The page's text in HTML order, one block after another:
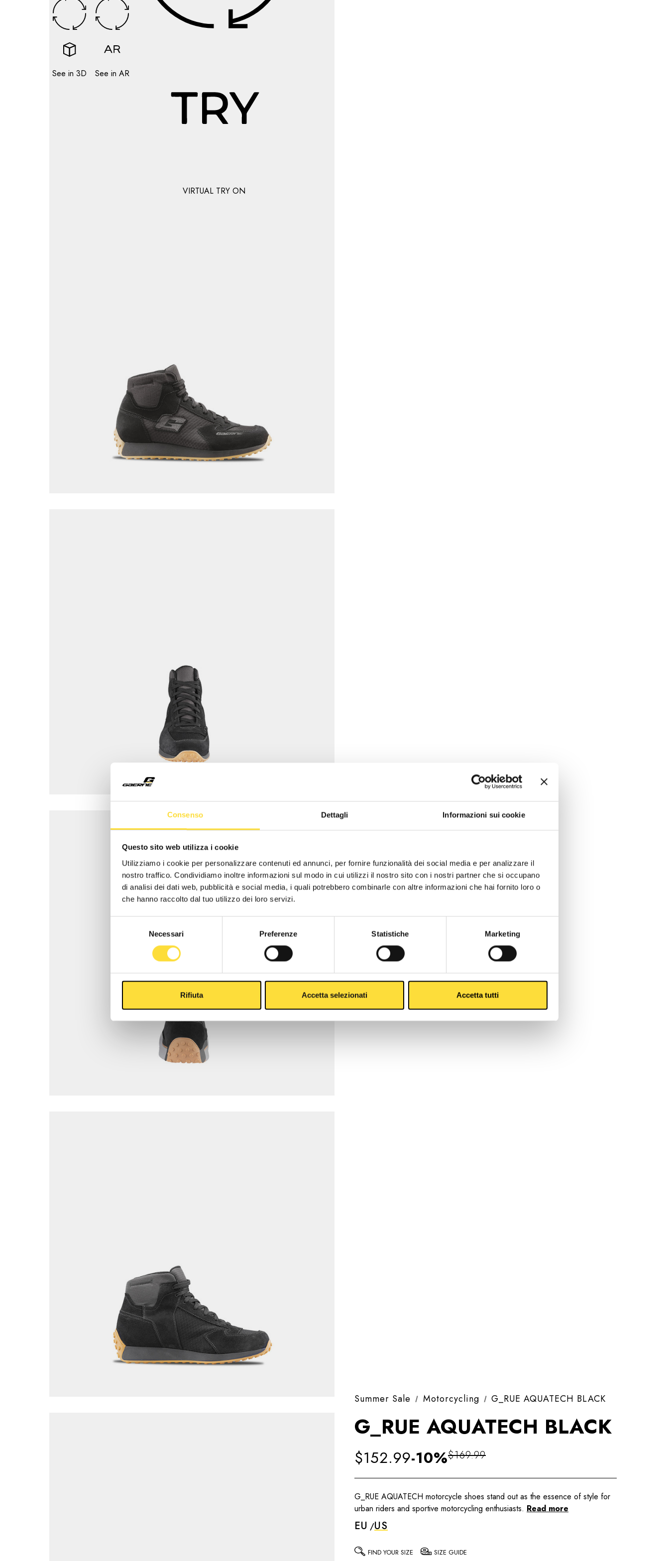
Consenso Dettagli Informazioni sui cookie
Questo sito web utilizza i cookie
Utilizziamo i cookie per personalizzare contenuti ed annunci, per fornire funzionalità dei social media e per analizzare il
nostro traffico. Condividiamo inoltre informazioni sul modo in cui utilizzi il nostro sito con i nostri partner che si occupano
di analisi dei dati web, pubblicità e social media, i quali potrebbero combinarle con altre informazioni che hai fornito loro o
che hanno raccolto dal tuo utilizzo dei loro servizi.
Necessari Preferenze Statistiche Marketing
Rifiuta Accetta selezionati Accetta tutti
See in 3D See in AR
VIRTUAL TRY ON
Summer Sale Motorcycling G_RUE AQUATECH BLACK
G_RUE AQUATECH BLACK
$169.99
-10%
$152.99
G_RUE AQUATECH motorcycle shoes stand out as the essence of style for
urban riders and sportive motorcycling enthusiasts. Read more
EU US
FIND YOUR SIZE SIZE GUIDE